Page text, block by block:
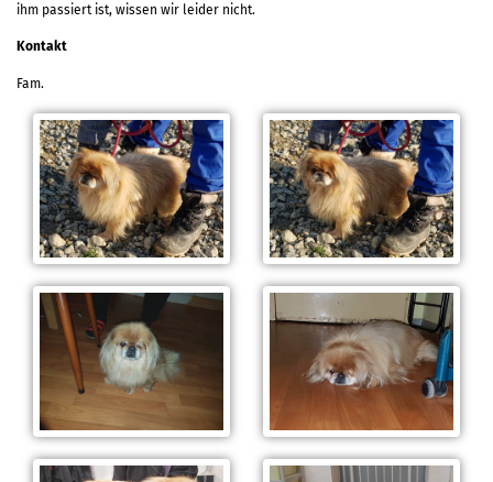
ihm passiert ist, wissen wir leider nicht.
Kontakt
Fam.